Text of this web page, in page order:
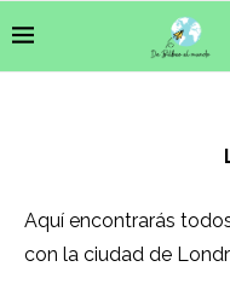
Aquí encontrarás
con la ciudad de